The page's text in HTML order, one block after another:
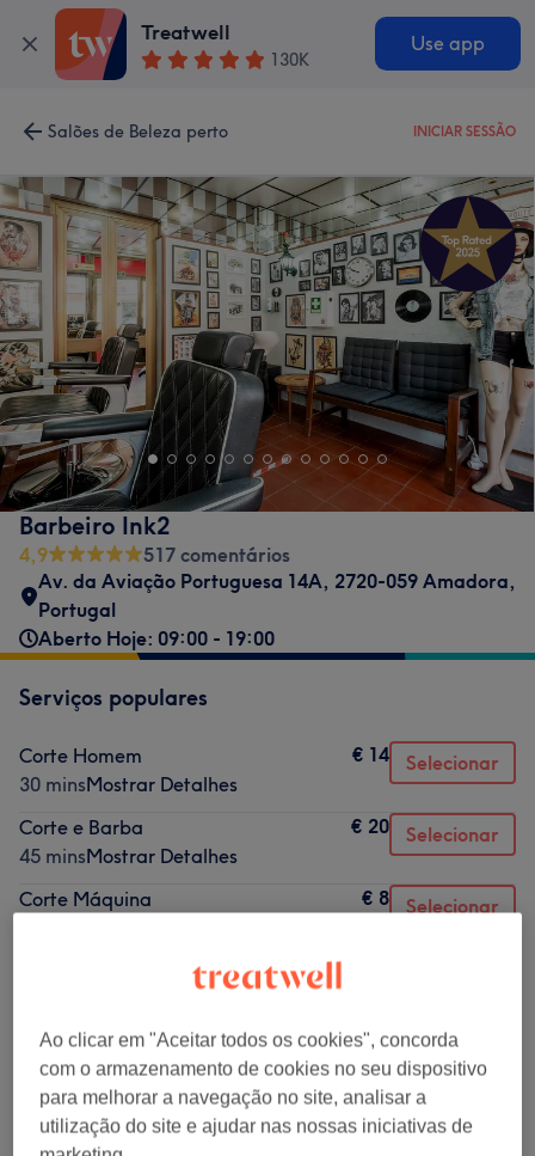
Treatwell
130K
Use app
Salões de Beleza perto INICIAR SESSÃO
Barbeiro Ink2
4,9
517 comentários
Av. da Aviação Portuguesa 14A, 2720-059 Amadora,
Portugal
Aberto Hoje: 09:00 - 19:00
Serviços populares
Corte Homem
30 minsMostrar Detalhes
€ 14 Selecionar
Corte e Barba
45 minsMostrar Detalhes
€ 20 Selecionar
Corte Máquina
€ 8 Selecionar
Aparar Barba
30 minsMostrar Detalhes
€ 10 Selecionar
Procurar serviços
Ao clicar em "Aceitar todos os cookies", concorda
com o armazenamento de cookies no seu dispositivo
para melhorar a navegação no site, analisar a
utilização do site e ajudar nas nossas iniciativas de